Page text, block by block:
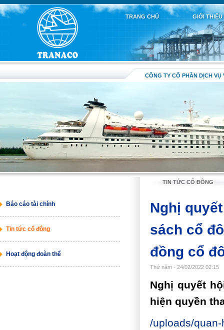
GIỚI THIỆU
TRANG CHỦ
CÔNG TY CỔ PHẦN DỊCH VỤ
Báo cáo tài chính
Tin tức cổ đông
Hoạt động đoàn thể
TIN TỨC CỔ ĐÔNG
Nghị
sách cổ
đồng cổ
Thứ năm - 24/02/2022 02:15
Nghị quyết
hiện quyền
/uploads/